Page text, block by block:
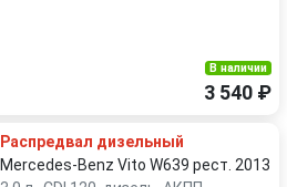
В наличии
3 540 ₽
Распредвал дизельный
Mercedes-Benz Vito W639 рест. 2013